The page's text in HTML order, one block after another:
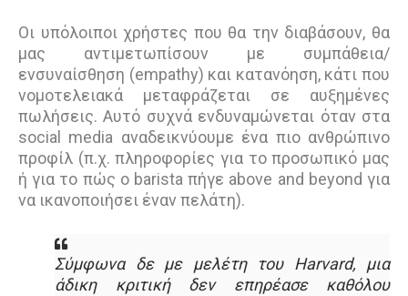
Οι υπόλοιποι χρήστες που θα την διαβάσουν, θα
μας αντιμετωπίσουν με συμπάθεια/
ενσυναίσθηση (empathy) και κατανόηση, κάτι που
νομοτελειακά μεταφράζεται σε αυξημένες
πωλήσεις. Αυτό συχνά ενδυναμώνεται όταν στα
social media αναδεικνύουμε ένα πιο ανθρώπινο
προφίλ (π.χ. πληροφορίες για το προσωπικό μας
ή για το πώς ο barista πήγε above and beyond για
να ικανοποιήσει έναν πελάτη).
Σύμφωνα δε με μελέτη του Harvard, μια
άδικη κριτική δεν επηρέασε καθόλου